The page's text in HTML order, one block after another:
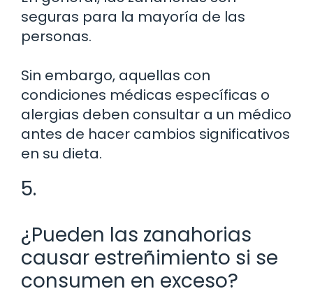
seguras para la mayoría de las
personas.
Sin embargo, aquellas con
condiciones médicas específicas o
alergias deben consultar a un médico
antes de hacer cambios significativos
en su dieta.
5.
¿Pueden las zanahorias
causar estreñimiento si se
consumen en exceso?